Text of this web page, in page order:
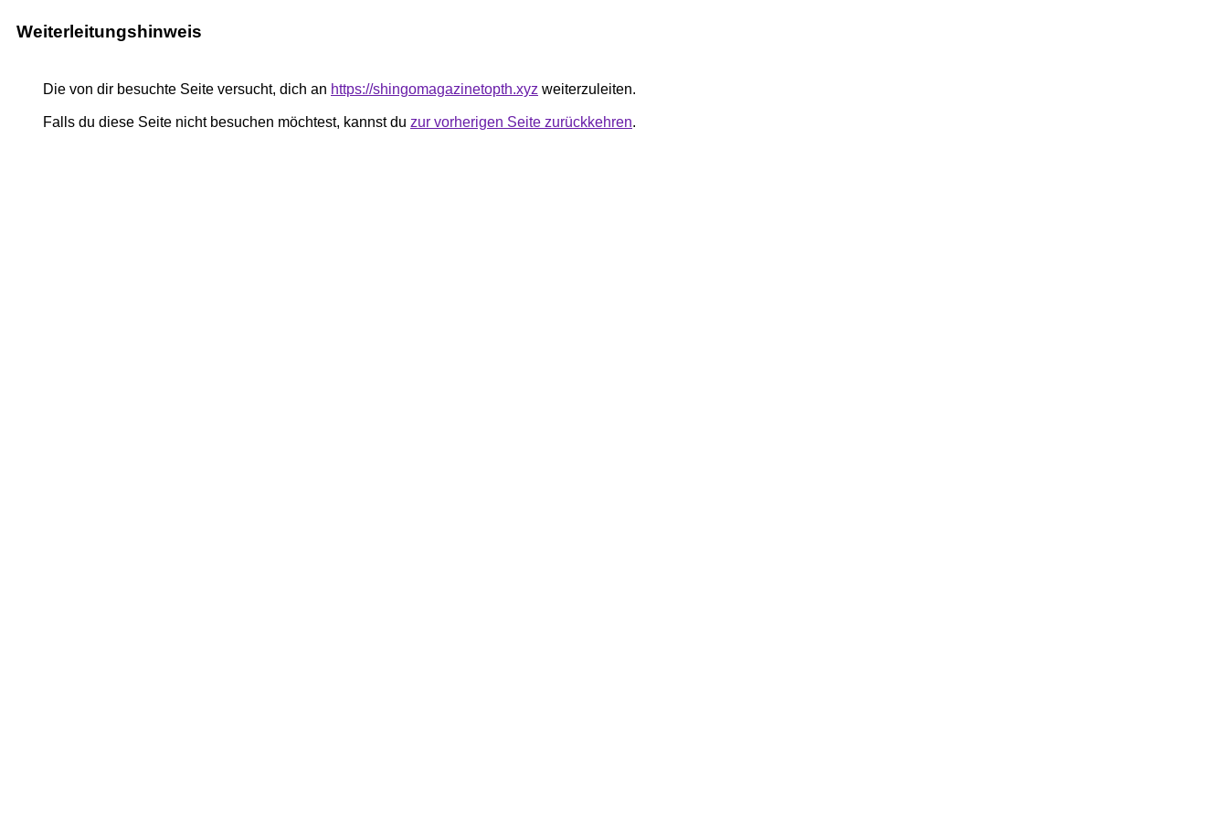
Weiterleitungshinweis
Die von dir besuchte Seite versucht, dich an https://shingomagazinetopth.xyz weiterzuleiten.
Falls du diese Seite nicht besuchen möchtest, kannst du zur vorherigen Seite zurückkehren.